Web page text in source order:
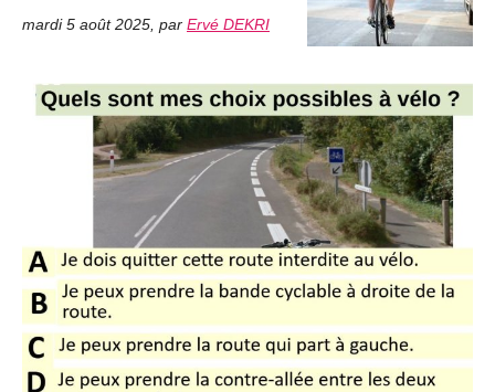
mardi 5 août 2025, par Ervé DEKRI